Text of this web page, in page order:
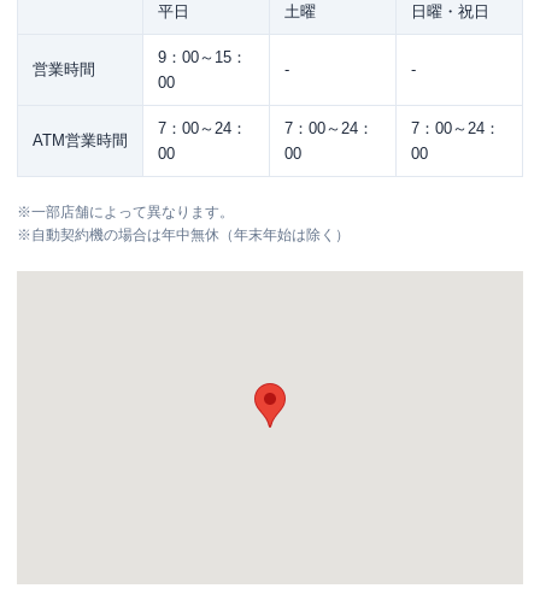
平日 土曜 日曜・祝日
営業時間
9：00～15：
00
- -
ATM営業時間
7：00～24：
00
7：00～24：
00
7：00～24：
00
※一部店舗によって異なります。
※自動契約機の場合は年中無休（年末年始は除く）